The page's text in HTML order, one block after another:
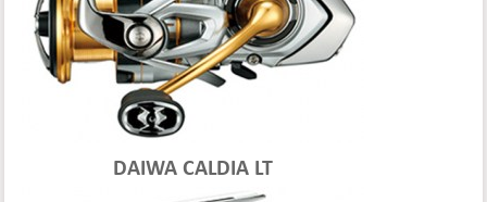
DAIWA CALDIA LT